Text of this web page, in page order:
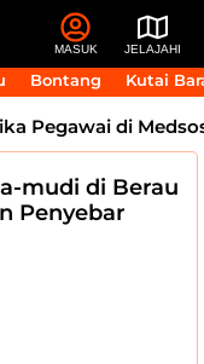
MASUK JELAJAHI
Bontang Kutai
di Medsos
mudi di Berau
Penyebar